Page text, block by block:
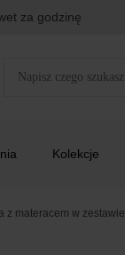
za godzinę
Kolekcje
z materacem w zestawie